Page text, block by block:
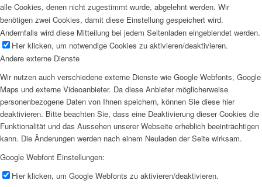
alle Cookies, denen nicht zugestimmt wurde, abgelehnt werden. Wir
benötigen zwei Cookies, damit diese Einstellung gespeichert wird.
Andernfalls wird diese Mitteilung bei jedem Seitenladen eingeblendet werden.
Hier klicken, um notwendige Cookies zu aktivieren/deaktivieren.
Andere externe Dienste
Wir nutzen auch verschiedene externe Dienste wie Google Webfonts, Google
Maps und externe Videoanbieter. Da diese Anbieter möglicherweise
personenbezogene Daten von Ihnen speichern, können Sie diese hier
deaktivieren. Bitte beachten Sie, dass eine Deaktivierung dieser Cookies die
Funktionalität und das Aussehen unserer Webseite erheblich beeinträchtigen
kann. Die Änderungen werden nach einem Neuladen der Seite wirksam.
Google Webfont Einstellungen:
Hier klicken, um Google Webfonts zu aktivieren/deaktivieren.